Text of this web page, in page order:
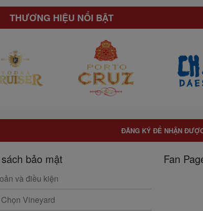
THƯƠNG HIỆU NỔI BẬT
ĐĂNG KÝ ĐỂ NHẬN
bảo mật
và điều kiện
Vineyard
Fan